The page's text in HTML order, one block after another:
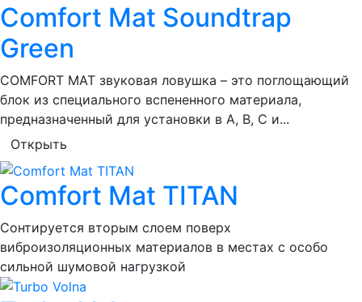
Comfort Mat Soundtrap
Green
COMFORT MAT звуковая ловушка – это поглощающий
блок из специального вспененного материала,
предназначенный для установки в A, B, C и...
Открыть
Comfort Mat TITAN
Сонтируется вторым слоем поверх
виброизоляционных материалов в местах с особо
сильной шумовой нагрузкой